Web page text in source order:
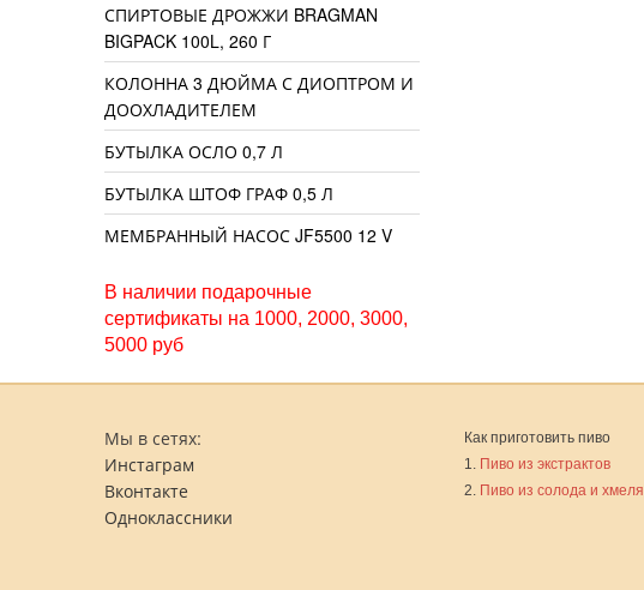
СПИРТОВЫЕ ДРОЖЖИ BRAGMAN
BIGPACK 100L, 260 Г
КОЛОННА 3 ДЮЙМА С ДИОПТРОМ И
ДООХЛАДИТЕЛЕМ
БУТЫЛКА ОСЛО 0,7 Л
БУТЫЛКА ШТОФ ГРАФ 0,5 Л
МЕМБРАННЫЙ НАСОС JF5500 12 V
В наличии подарочные
сертификаты на 1000, 2000, 3000,
5000 руб
Мы в сетях:
Инстаграм
Вконтакте
Одноклассники
Как приготовить пиво
1. Пиво из экстрактов
2. Пиво из солода и хмеля